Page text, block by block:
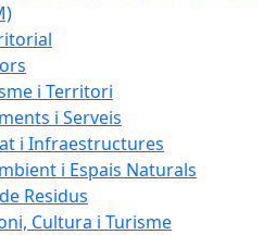
i Territori
i Serveis
i Infraestructures
i Espais Naturals
Residus
Cultura i Turisme